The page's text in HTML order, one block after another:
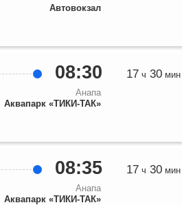
Автовокзал
08:30
Анапа
Аквапарк «ТИКИ-ТАК»
17 ч 30 мин
08:35
Анапа
Аквапарк «ТИКИ-ТАК»
17 ч 30 мин